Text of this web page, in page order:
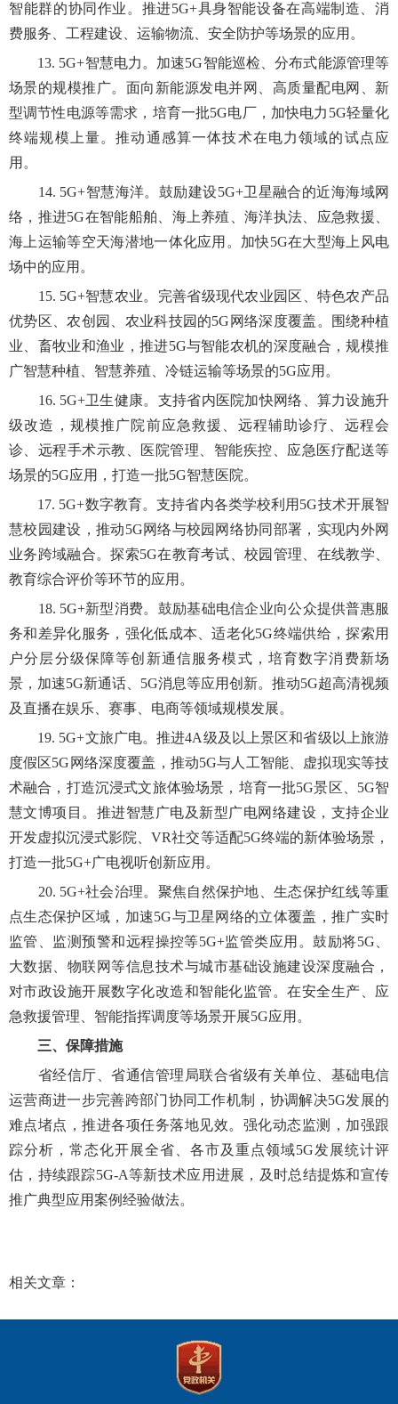
智能群的协同作业。推进5G+具身智能设备在高端制造、消
费服务、工程建设、运输物流、安全防护等场景的应用。
13. 5G+智慧电力。加速5G智能巡检、分布式能源管理等
场景的规模推广。面向新能源发电并网、高质量配电网、新
型调节性电源等需求，培育一批5G电厂，加快电力5G轻量化
终端规模上量。推动通感算一体技术在电力领域的试点应
用。
14. 5G+智慧海洋。鼓励建设5G+卫星融合的近海海域网
络，推进5G在智能船舶、海上养殖、海洋执法、应急救援、
海上运输等空天海潜地一体化应用。加快5G在大型海上风电
场中的应用。
15. 5G+智慧农业。完善省级现代农业园区、特色农产品
优势区、农创园、农业科技园的5G网络深度覆盖。围绕种植
业、畜牧业和渔业，推进5G与智能农机的深度融合，规模推
广智慧种植、智慧养殖、冷链运输等场景的5G应用。
16. 5G+卫生健康。支持省内医院加快网络、算力设施升
级改造，规模推广院前应急救援、远程辅助诊疗、远程会
诊、远程手术示教、医院管理、智能疾控、应急医疗配送等
场景的5G应用，打造一批5G智慧医院。
17. 5G+数字教育。支持省内各类学校利用5G技术开展智
慧校园建设，推动5G网络与校园网络协同部署，实现内外网
业务跨域融合。探索5G在教育考试、校园管理、在线教学、
教育综合评价等环节的应用。
18. 5G+新型消费。鼓励基础电信企业向公众提供普惠服
务和差异化服务，强化低成本、适老化5G终端供给，探索用
户分层分级保障等创新通信服务模式，培育数字消费新场
景，加速5G新通话、5G消息等应用创新。推动5G超高清视频
及直播在娱乐、赛事、电商等领域规模发展。
19. 5G+文旅广电。推进4A级及以上景区和省级以上旅游
度假区5G网络深度覆盖，推动5G与人工智能、虚拟现实等技
术融合，打造沉浸式文旅体验场景，培育一批5G景区、5G智
慧文博项目。推进智慧广电及新型广电网络建设，支持企业
开发虚拟沉浸式影院、VR社交等适配5G终端的新体验场景，
打造一批5G+广电视听创新应用。
20. 5G+社会治理。聚焦自然保护地、生态保护红线等重
点生态保护区域，加速5G与卫星网络的立体覆盖，推广实时
监管、监测预警和远程操控等5G+监管类应用。鼓励将5G、
大数据、物联网等信息技术与城市基础设施建设深度融合，
对市政设施开展数字化改造和智能化监管。在安全生产、应
急救援管理、智能指挥调度等场景开展5G应用。
三、保障措施
省经信厅、省通信管理局联合省级有关单位、基础电信
运营商进一步完善跨部门协同工作机制，协调解决5G发展的
难点堵点，推进各项任务落地见效。强化动态监测，加强跟
踪分析，常态化开展全省、各市及重点领域5G发展统计评
估，持续跟踪5G-A等新技术应用进展，及时总结提炼和宣传
推广典型应用案例经验做法。
相关文章：